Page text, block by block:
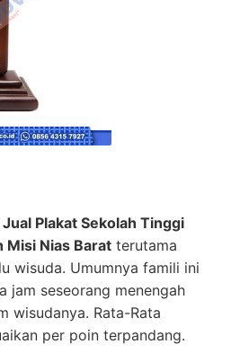
Plakat Sekolah Tinggi
Misi Nias Barat terutama
wisuda. Umumnya famili ini
jam seseorang menengah
wisudanya. Rata-Rata
per poin terpandang.